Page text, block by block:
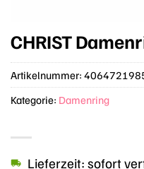
CHRIST
Lieferzeit: sofort
Artikelnummer:
Kategorie: Damenring